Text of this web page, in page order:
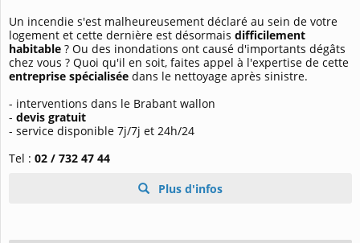
Un incendie s'est malheureusement déclaré au sein de votre
logement et cette dernière est désormais difficilement
habitable ? Ou des inondations ont causé d'importants dégâts
chez vous ? Quoi qu'il en soit, faites appel à l'expertise de cette
entreprise spécialisée dans le nettoyage après sinistre.
- interventions dans le Brabant wallon
- devis gratuit
- service disponible 7j/7j et 24h/24
Tel : 02 / 732 47 44
Plus d'infos